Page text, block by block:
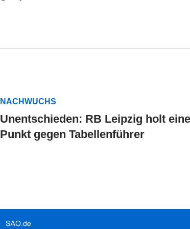
NACHWUCHS
Unentschieden: RB Leipzig holt
Punkt gegen Tabellenführer